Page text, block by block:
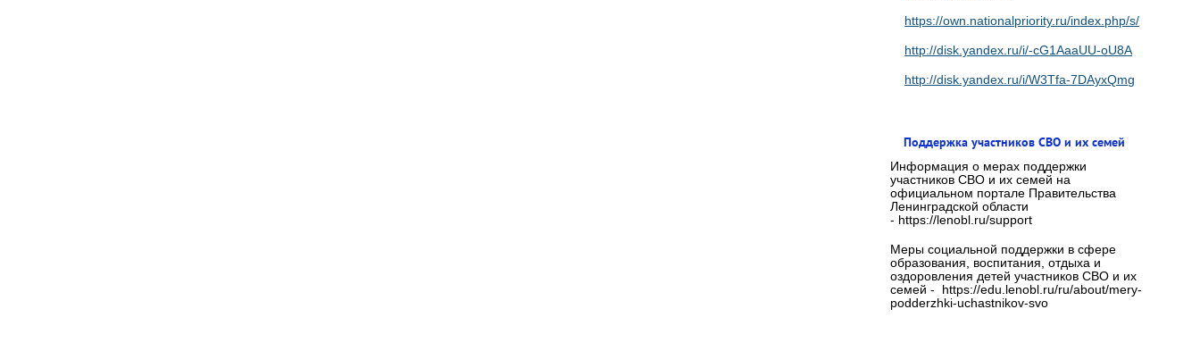
https://own.nationalpriority.ru/index.php/s/
http://disk.yandex.ru/i/-cG1AaaUU-oU8A
http://disk.yandex.ru/i/W3Tfa-7DAyxQmg
Поддержка участников СВО и их семей
Информация о мерах поддержки
участников СВО и их семей на
официальном портале Правительства
Ленинградской области
- https://lenobl.ru/support
Меры социальной поддержки в сфере
образования, воспитания, отдыха и
оздоровления детей участников СВО и их
семей - https://edu.lenobl.ru/ru/about/mery-
podderzhki-uchastnikov-svo